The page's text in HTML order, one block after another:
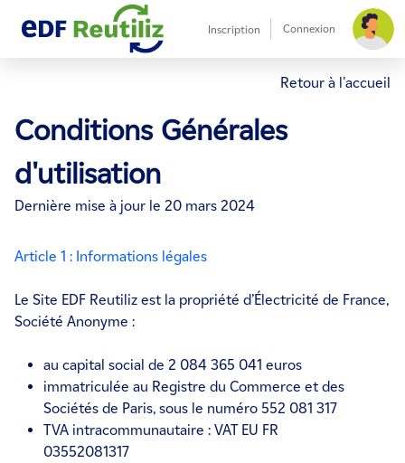
Inscription Connexion
Retour à l'accueil
Conditions Générales
d'utilisation
Dernière mise à jour le 20 mars 2024
Article 1 : Informations légales
Le Site EDF Reutiliz est la propriété d’Électricité de France,
Société Anonyme :
au capital social de 2 084 365 041 euros
immatriculée au Registre du Commerce et des
Sociétés de Paris, sous le numéro 552 081 317
TVA intracommunautaire : VAT EU FR
03552081317